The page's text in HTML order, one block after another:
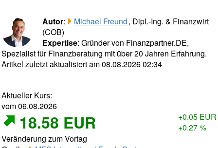
Autor: Michael Freund, Dipl.-Ing. & Finanzwirt
(COB)
Expertise: Gründer von Finanzpartner.DE,
Spezialist für Finanzberatung mit über 20 Jahren Erfahrung.
Artikel zuletzt aktualisiert am 08.08.2026 02:34
Aktueller Kurs:
vom 06.08.2026
18.58 EUR
+0.05 EUR
+0.27 %
Veränderung zum Vortag